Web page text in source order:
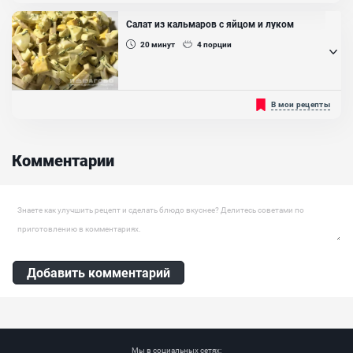
креветки, рябчики на перепелок. При желании приблизиться ко
вкусу оригинала можно и без лишних затрат...
Салат из кальмаров с яйцом и луком
20минут 4порции
Правильно сваренный кальмар имеет нейтральный вкус, мягкую
структуру мяса и отлично сочетается в блюдах с различными
виде. В данном рецепте будем использовать маринованный, он
придаст...
В мои рецепты
Комментарии
Оставить комментарий
Добавить комментарий
Мы в социальных сетях: